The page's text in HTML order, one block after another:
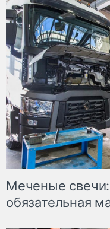
Меченые
обязательная